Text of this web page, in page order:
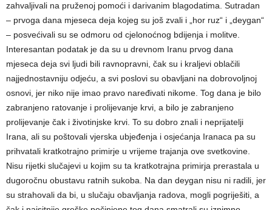
zahvaljivali na pruženoj pomoći i darivanim blagodatima. Sutradan
– prvoga dana mjeseca deja kojeg su još zvali i „hor ruz“ i „deygan“
– posvećivali su se odmoru od cjelonoćnog bdijenja i molitve.
Interesantan podatak je da su u drevnom Iranu prvog dana
mjeseca deja svi ljudi bili ravnopravni, čak su i kraljevi oblačili
najjednostavniju odjeću, a svi poslovi su obavljani na dobrovoljnoj
osnovi, jer niko nije imao pravo naređivati nikome. Tog dana je bilo
zabranjeno ratovanje i prolijevanje krvi, a bilo je zabranjeno
prolijevanje čak i životinjske krvi. To su dobro znali i neprijatelji
Irana, ali su poštovali vjerska ubjeđenja i osjećanja Iranaca pa su
prihvatali kratkotrajno primirje u vrijeme trajanja ove svetkovine.
Nisu rijetki slučajevi u kojim su ta kratkotrajna primirja prerastala u
dugoročnu obustavu ratnih sukoba. Na dan deygan nisu ni radili, jer
su strahovali da bi, u slučaju obavljanja radova, mogli pogriješiti, a